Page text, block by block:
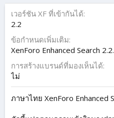
เวอร์ชัน XF ที่เข้ากันได้
2.2
ข้อกำหนดเพิ่มเติม
XenForo Enhanced Search
การสร้างแบรนด์ที่มองเห็นได้
ไม่
ภาษาไทย XenForo Enhanced